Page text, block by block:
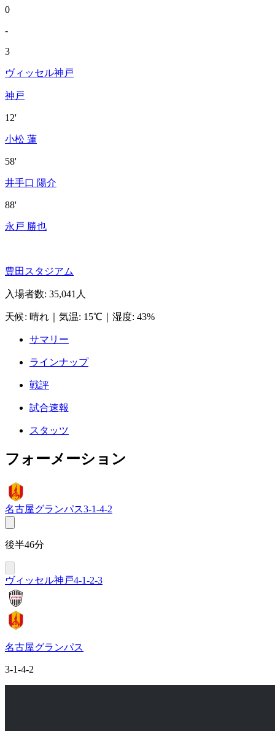
0
-
3
ヴィッセル神戸
神戸
12'
小松 蓮
58'
井手口 陽介
88'
永戸 勝也
豊田スタジアム
入場者数: 35,041人
天候: 晴れ 気温: 15℃ 湿度: 43%
サマリー
ラインナップ
戦評
試合速報
スタッツ
フォーメーション
名古屋グランパス3-1-4-2
後半46分
ヴィッセル神戸4-1-2-3
名古屋グランパス
3-1-4-2